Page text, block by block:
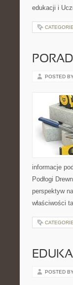
edukacji i
POSTED
informacje
Podłogi
perspektyw
właściwości
POSTED